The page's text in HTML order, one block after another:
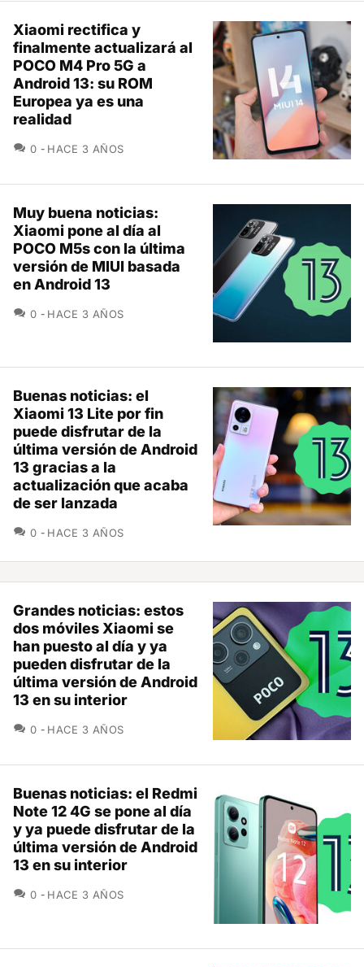
Xiaomi rectifica y
finalmente actualizará al
POCO M4 Pro 5G a
Android 13: su ROM
Europea ya es una
realidad
0 COMENTARIOS
HACE 3 AÑOS
Muy buena noticias:
Xiaomi pone al día al
POCO M5s con la última
versión de MIUI basada
en Android 13
0 COMENTARIOS
HACE 3 AÑOS
Buenas noticias: el
Xiaomi 13 Lite por fin
puede disfrutar de la
última versión de Android
13 gracias a la
actualización que acaba
de ser lanzada
0 COMENTARIOS
HACE 3 AÑOS
Grandes noticias: estos
dos móviles Xiaomi se
han puesto al día y ya
pueden disfrutar de la
última versión de Android
13 en su interior
0 COMENTARIOS
HACE 3 AÑOS
Buenas noticias: el Redmi
Note 12 4G se pone al día
y ya puede disfrutar de la
última versión de Android
13 en su interior
0 COMENTARIOS
HACE 3 AÑOS